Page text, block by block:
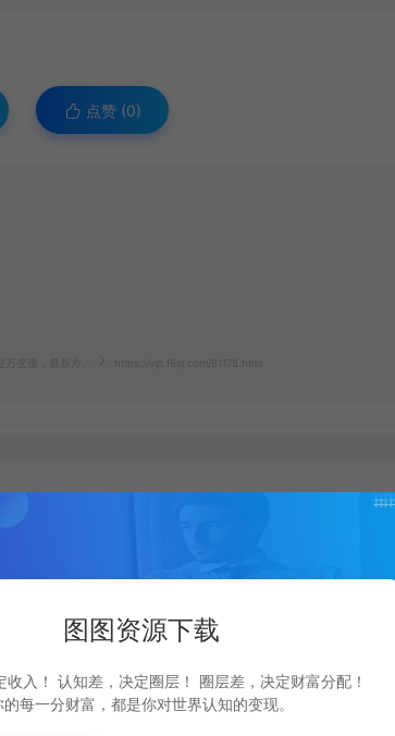
点赞 (0)
万变现，最新方… https://vip.f6sj.com/81178.html
图图资源下载
收入！ 认知差，决定圈层！ 圈层差，决定财富分配！
的每一分财富，都是你对世界认知的变现。